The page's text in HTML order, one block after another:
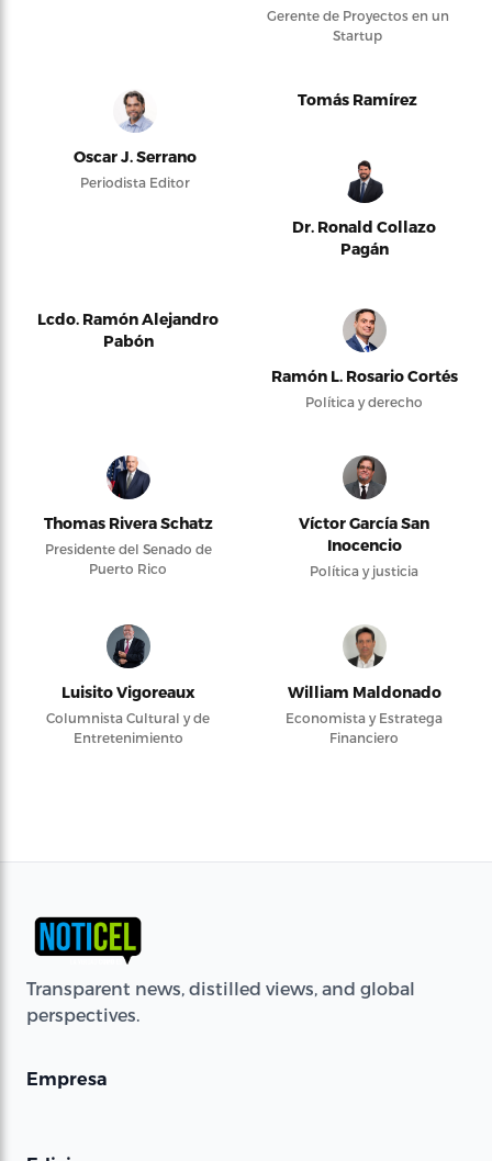
Gerente de Proyectos en un
Startup
Oscar J. Serrano
Periodista Editor
Tomás Ramírez
Dr. Ronald Collazo
Pagán
Lcdo. Ramón Alejandro
Pabón
Ramón L. Rosario Cortés
Política y derecho
Thomas Rivera Schatz
Presidente del Senado de
Puerto Rico
Víctor García San
Inocencio
Política y justicia
Luisito Vigoreaux
Columnista Cultural y de
Entretenimiento
William Maldonado
Economista y Estratega
Financiero
Transparent news, distilled views, and global
perspectives.
Empresa